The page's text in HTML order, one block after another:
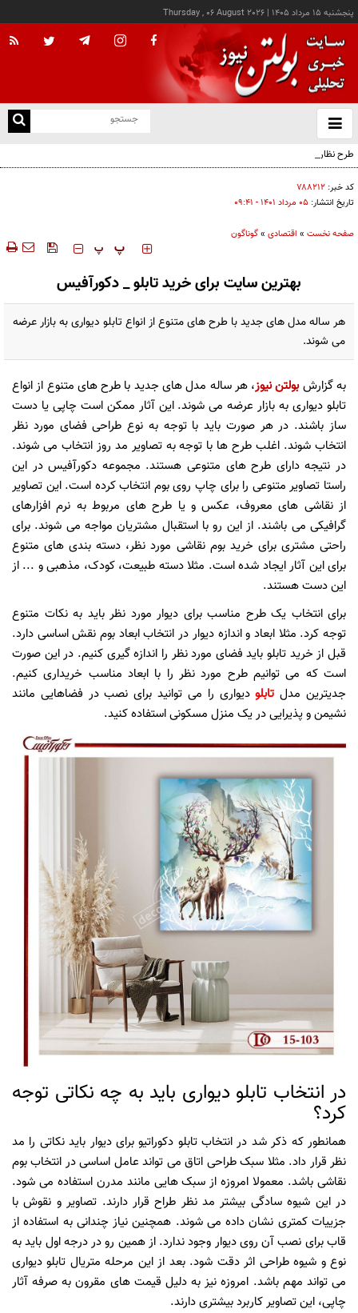
پنجشنبه ۱۵ مرداد ۱۴۰۵ |
Thursday , 06 August 2026
باز
و
طرح نظارت بر تجارت خرد مرزی در دستور کار است
کد خبر: ۷۸۸۲۱۲
تاریخ انتشار: ۰۵ مرداد ۱۴۰۱ - ۰۹:۴۱
صفحه نخست » اقتصادی »گوناگون
‍‍‍ پ پ
بهترین سایت برای خرید تابلو _ دکورآفیس
هر ساله مدل های جدید با طرح های متنوع از انواع تابلو دیواری به بازار عرضه
می شوند.
به گزارشبولتن نیوز، هر ساله مدل های جدید با طرح های متنوع از انواع
تابلو دیواری به بازار عرضه می شوند. این آثار ممکن است چاپی یا دست
ساز باشند. در هر صورت باید با توجه به نوع طراحی فضای مورد نظر
انتخاب شوند. اغلب طرح ها با توجه به تصاویر مد روز انتخاب می شوند.
در نتیجه دارای طرح های متنوعی هستند. مجموعه دکورآفیس در این
راستا تصاویر متنوعی را برای چاپ روی بوم انتخاب کرده است. این تصاویر
از نقاشی های معروف، عکس و یا طرح های مربوط به نرم افزارهای
گرافیکی می باشند. از این رو با استقبال مشتریان مواجه می شوند. برای
راحتی مشتری برای خرید بوم نقاشی مورد نظر، دسته بندی های متنوع
برای این آثار ایجاد شده است. مثلا دسته طبیعت، کودک، مذهبی و ... از
این دست هستند.
برای انتخاب یک طرح مناسب برای دیوار مورد نظر باید به نکات متنوع
توجه کرد. مثلا ابعاد و اندازه دیوار در انتخاب ابعاد بوم نقش اساسی دارد.
قبل از خرید تابلو باید فضای مورد نظر را اندازه گیری کنیم. در این صورت
است که می توانیم طرح مورد نظر را با ابعاد مناسب خریداری کنیم.
جدیترین مدل تابلودیواری را می توانید برای نصب در فضاهایی مانند
نشیمن و پذیرایی در یک منزل مسکونی استفاده کنید.
در انتخاب تابلو دیواری باید به چه نکاتی توجه
کرد؟
همانطور که ذکر شد در انتخاب تابلو دکوراتیو برای دیوار باید نکاتی را مد
نظر قرار داد. مثلا سبک طراحی اتاق می تواند عامل اساسی در انتخاب بوم
نقاشی باشد. معمولا امروزه از سبک هایی مانند مدرن استفاده می شود.
در این شیوه سادگی بیشتر مد نظر طراح قرار دارند. تصاویر و نقوش با
جزییات کمتری نشان داده می شوند. همچنین نیاز چندانی به استفاده از
قاب برای نصب آن روی دیوار وجود ندارد. از همین رو در درجه اول باید به
نوع و شیوه طراحی اثر دقت شود. بعد از این مرحله متریال تابلو دیواری
می تواند مهم باشد. امروزه نیز به دلیل قیمت های مقرون به صرفه آثار
چاپی، این تصاویر کاربرد بیشتری دارند.